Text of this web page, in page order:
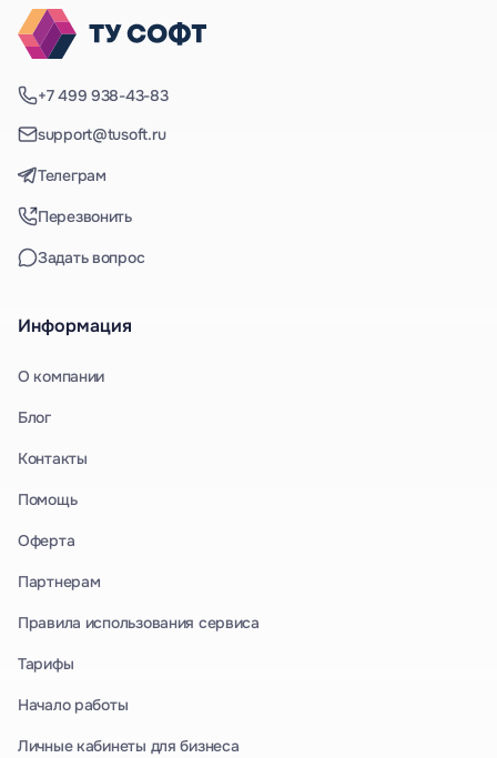
+7 499 938-43-83
support@tusoft.ru
Телеграм
Перезвонить
Задать вопрос
Информация
О компании
Блог
Контакты
Помощь
Оферта
Партнерам
Правила использования сервиса
Тарифы
Начало работы
Личные кабинеты для бизнеса